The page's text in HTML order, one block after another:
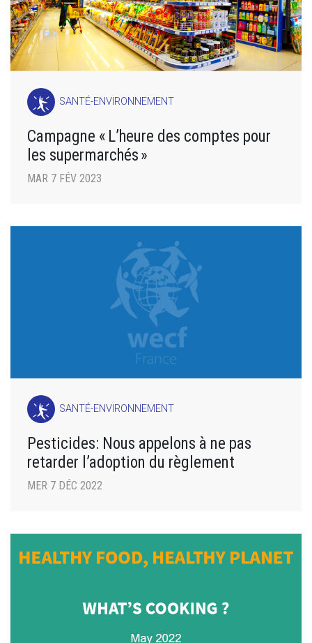
SANTÉ-ENVIRONNEMENT
Campagne « L’heure des comptes pour
les supermarchés »
MAR 7 FÉV 2023
SANTÉ-ENVIRONNEMENT
Pesticides: Nous appelons à ne pas
retarder l’adoption du règlement
MER 7 DÉC 2022